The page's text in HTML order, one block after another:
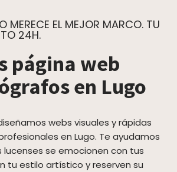
MERECE EL MEJOR MARCO. TU
24H.
página web
en Lugo
webs visuales y rápidas
en Lugo. Te ayudamos
lucenses se emocionen con tus
tu estilo artístico y reserven su